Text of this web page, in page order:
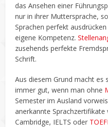
das Ansehen einer
nur in ihrer Muttersprache,
Sprachen perfekt
eigene Kompetenz.
zusehends perfekte
Schrift.
Aus diesem Grund macht es
immer gut, wenn man ohne
Semester im Ausland
anerkannte Sprachzertifikate
Cambridge, IELTS oder